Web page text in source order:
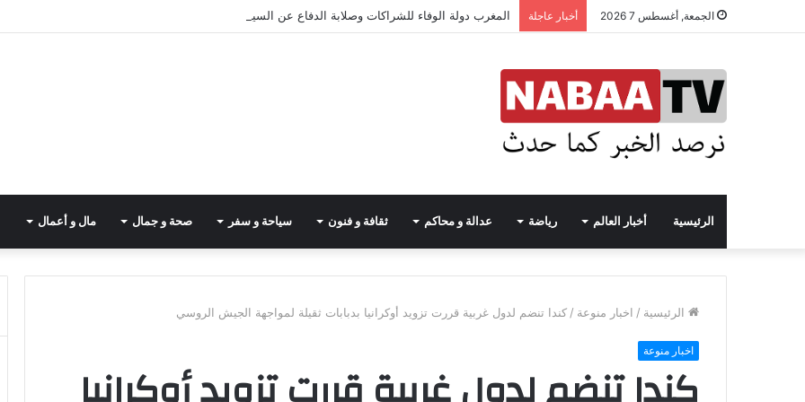
الجمعة, أغسطس 7 2026 أخبار عاجلة المغرب دولة الوفاء للشراكات وصلابة الدفاع عن السيادة
الرئيسية أخبار العالم رياضة عدالة و محاكم ثقافة و فنون سياحة و سفر صحة و جمال مال و أعمال
الرئيسية / اخبار منوعة / كندا تنضم لدول غربية قررت تزويد أوكرانيا بدبابات ثقيلة لمواجهة الجيش الروسي
اخبار منوعة